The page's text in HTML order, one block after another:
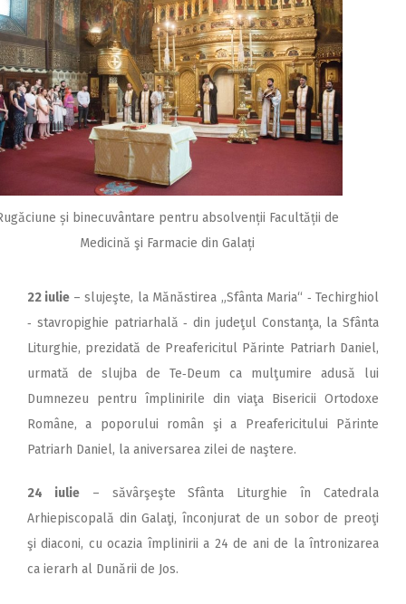
și binecuvântare pentru absolvenții Facultății de
Medicină şi Farmacie din Galați
22 iulie – slujeşte, la Mănăstirea „Sfânta Maria“ ‑ Techirghiol
‑ stavropighie patriarhală ‑ din judeţul Constanţa, la Sfânta
Liturghie, prezidată de Preafericitul Părinte Patriarh Daniel,
urmată de slujba de Te‑Deum ca mulţumire adusă lui
Dumnezeu pentru împlinirile din viaţa Bisericii Ortodoxe
Române, a poporului român şi a Preafericitului Părinte
Patriarh Daniel, la aniversarea zilei de naştere.
24 iulie– săvârşeşte Sfânta Liturghie în Catedrala
Arhiepiscopală din Galaţi, înconjurat de un sobor de preoţi
şi diaconi, cu ocazia împlinirii a 24 de ani de la întronizarea
ca ierarh al Dunării de Jos.